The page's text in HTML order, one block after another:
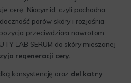
cerę. Niacymid, czyli pochodna
porów skóry i rozjaśnia
przeciwdziała nawrotom
LAB SERUM do skóry mieszanej
regeneracji cery.
konsystencję oraz delikatny